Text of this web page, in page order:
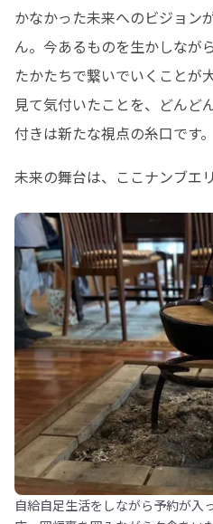
かなかった未来へのビジョン
ん。今あるものを生かしなが
たかたちで繋いでいくことが
見て気付いたことを、どんど
付きは新たな視点の糸口です。
未来の舞台は、ここナンブエ
自給自足生活をしながら予約が入